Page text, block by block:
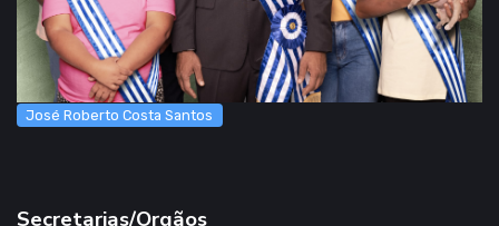
José Roberto Costa Santos
Secretarias/Orgãos